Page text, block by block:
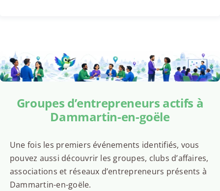
Groupes d’entrepreneurs actifs à
Dammartin-en-goële
Une fois les premiers événements identifiés, vous
pouvez aussi découvrir les groupes, clubs d’affaires,
associations et réseaux d’entrepreneurs présents à
Dammartin-en-goële.